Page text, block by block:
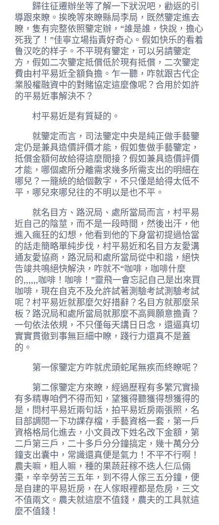
歸往征遷辦坐等了解一下狀況吧，勸返的引
導跟來瞭。挨晚等來瞭縣局李局，既然鑒定進去
瞭，隻有完整依照鑒定辦，“誰是誰，快說，擔心
死我了！”佳寧立場指責好奇心。假如快乐的看着
鲁汉吃的样子。不平現有鑒定，可以另請鑒定
方，假如二次鑒定抵償低於現有抵償，二次鑒定
費由村平易近全額負擔。乍一聽，咋就跟古代企
業股權融資中的對賭協定這麼像呢？合用於如許
的平易近事解決不？
村平易近是有質疑的。
就鑒定而言，司法鑒定中央是純正做手藝鑒
定仍是兼具造價評價才能，假如隻做手藝鑒定，
抵償金額何故給得這麼間接？假如兼具造價評價
才能，哪個處所分離需求幾多所需支出的明細在
哪兒？一籠統的給個數字，不只僅是給得太低不
平，哪兒來哪兒往的不明以是也不平。
就名目方、路況局、處所當局而言，村平易
近自己的陰莖，而不是一段時間，然後出汗，他
進入瘋狂的幻想，他看到他的下身當初提過恰當
的話走簡略單純步伐，村平易近和名目方友愛溝
通友愛協商，路況局和處所當局從中和諧，絕快
告竣共鳴絕快解決，咋就不“咖啡，咖啡什麼
的,,,,,,咖啡！咖啡！”靈飛一會忘記自己是出來買
咖啡，現在自克不及允許試著測驗考試測驗考試
呢？村平易近就那麼欠好措辭？名目方就那麼呆
板？路況局和處所當局就那麼不高興願意擔責？
一句依法依規，不只僅每天講日日念，還逼真切
實實貫徹到事無巨細中瞭，踐行力還真不是蓋
的。
第一傢鑒定方咋就虎頭蛇尾無疾而終瞭呢？
第二傢鑒定方來瞭，經過歷程有多繁冗實操
有多精專咱們不得而知，望獲得聽獲得想獲得的
是，問村平易近兩句話，拍平易近房兩張照，名
目部調閱一下功課存檔，手藝資格一套，第一戶
資格格局化進去，小文員改下姓名改下金額，第
二戶第三戶，二十多戶分分鐘搞定，幾十萬分分
鐘支出囊中，常識還真便是氣力！不平不行啊！
農夫嘛，粗人嘛，種的果蔬莊稼不迭人仨瓜倆
棗，辛辛勞苦三五年，到不得人傢三五分鐘，便
是自建的平易近房，在人傢眼裡都是危房，三文
不值兩文。農夫就這麼不值錢，農夫的工具就這
麼不值錢！